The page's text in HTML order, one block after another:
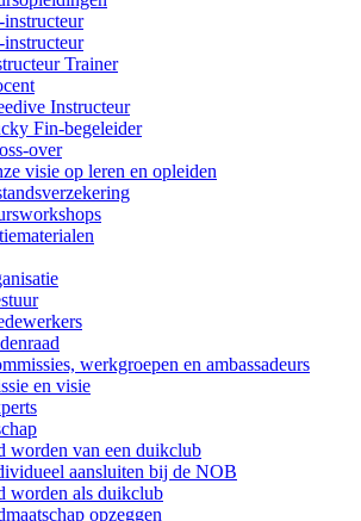
Trainer
Instructeur
Fin-begeleider
over
visie op leren en opleiden
werkgroepen en ambassadeurs
en visie
worden van een duikclub
aansluiten bij de NOB
worden als duikclub
opzeggen